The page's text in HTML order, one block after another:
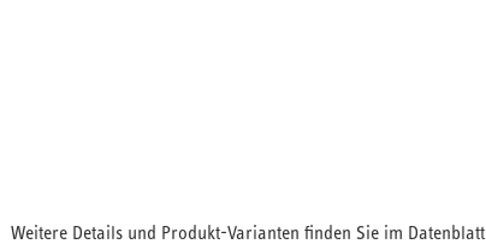
Weitere Details und Produkt-Varianten finden Sie im Datenblatt